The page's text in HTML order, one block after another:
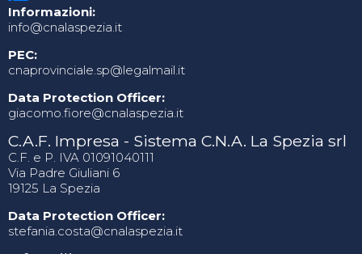
Informazioni:
info@cnalaspezia.it
PEC:
cnaprovinciale.sp@legalmail.it
Data Protection Officer:
giacomo.fiore@cnalaspezia.it
C.A.F. Impresa - Sistema C.N.A. La Spezia srl
C.F. e P. IVA 01091040111
Via Padre Giuliani 6
19125 La Spezia
Data Protection Officer:
stefania.costa@cnalaspezia.it